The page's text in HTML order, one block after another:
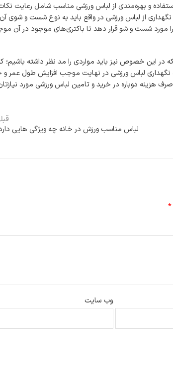
و بهره‌مندی از لباس ورزشی مناسب شامل رعایت
از لباس ورزشی در واقع باید به نوع شست و شوی
را مورد شست و شو قرار دهد تا باکتری‌های موجود در آن
این خصوص نیز باید مواردی را مد نظر داشته باشیم؛
نگهداری لباس ورزشی در نهایت موجب افزایش طول عمر
هزینه دوباره در خرید و تامین لباس ورزشی مورد
لباس مناسب ورزش در خانه چه ویژگی هایی
*
وب‌ سایت